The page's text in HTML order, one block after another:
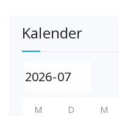
Kalender
M D M